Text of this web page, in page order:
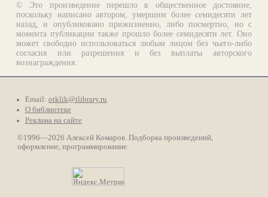
© Это произведение перешло в общественное достояние,
поскольку написано автором, умершим более семидесяти лет
назад, и опубликовано прижизненно, либо посмертно, но с
момента публикации также прошло более семидесяти лет. Оно
может свободно использоваться любым лицом без чьего-либо
согласия или разрешения и без выплаты авторского
вознаграждения.
Email: otklik@ilibrary.ru
О библиотеке
Реклама на сайте
©1996—2026 Алексей Комаров. Подборка произведений,
оформление, программирование.